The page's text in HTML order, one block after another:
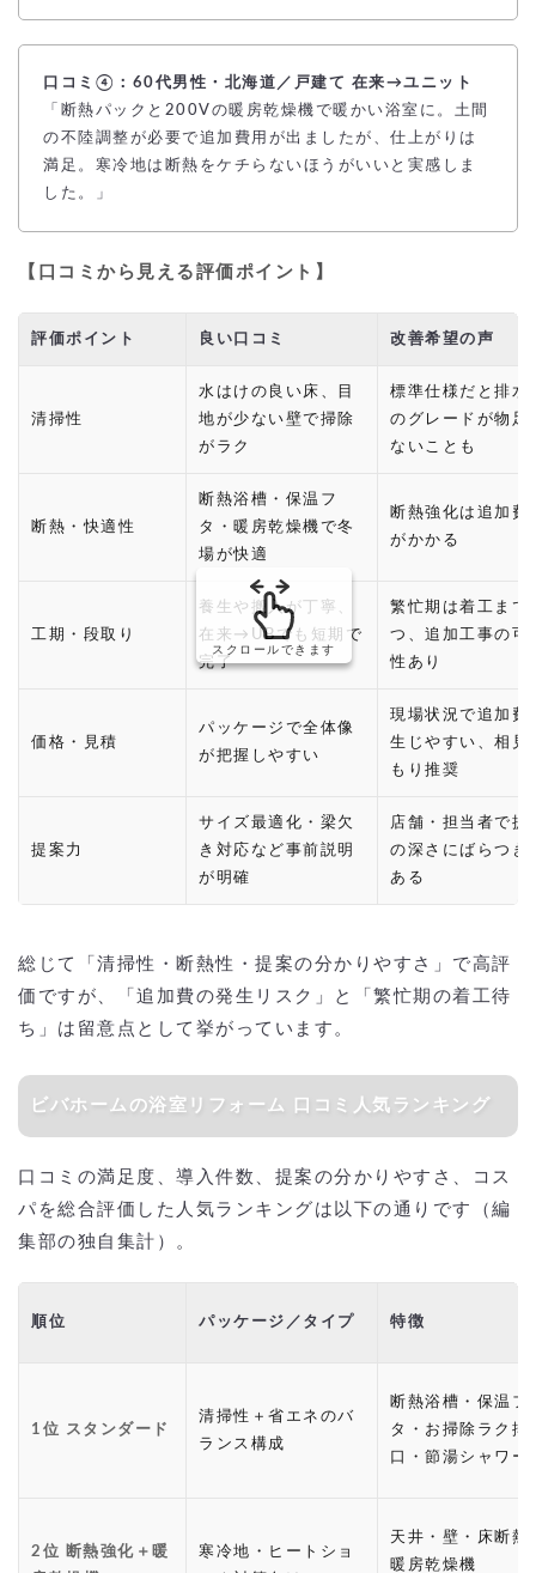
口コミ④：60代男性・北海道／戸建て 在来→ユニット
「断熱パックと200Vの暖房乾燥機で暖かい浴室に。土間
の不陸調整が必要で追加費用が出ましたが、仕上がりは
満足。寒冷地は断熱をケチらないほうがいいと実感しま
した。」
【口コミから見える評価ポイント】
評価ポイント 良い口コミ 改善希望の声
清掃性
水はけの良い床、目
地が少ない壁で掃除
がラク
標準仕様だと排水
のグレードが物足
ないことも
断熱・快適性
断熱浴槽・保温フ
タ・暖房乾燥機で冬
場が快適
断熱強化は追加費
がかかる
工期・段取り
養生や搬入が丁寧、
在来→UBでも短期で
完了
繁忙期は着工まで
つ、追加工事の可
性あり
価格・見積
パッケージで全体像
が把握しやすい
現場状況で追加費
生じやすい、相見
もり推奨
提案力
サイズ最適化・梁欠
き対応など事前説明
が明確
店舗・担当者で提
の深さにばらつき
ある
スクロールできます
総じて「清掃性・断熱性・提案の分かりやすさ」で高評
価ですが、「追加費の発生リスク」と「繁忙期の着工待
ち」は留意点として挙がっています。
ビバホームの浴室リフォーム 口コミ人気ランキング
口コミの満足度、導入件数、提案の分かりやすさ、コス
パを総合評価した人気ランキングは以下の通りです（編
集部の独自集計）。
順位 パッケージ／タイプ 特徴
1位 スタンダード
清掃性＋省エネのバ
ランス構成
断熱浴槽・保温フ
タ・お掃除ラク排
口・節湯シャワー
2位 断熱強化＋暖
寒冷地・ヒートショ
天井・壁・床断熱
暖房乾燥機